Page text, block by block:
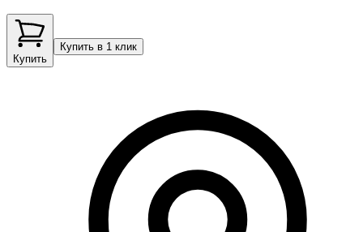
Купить
Купить в 1 клик